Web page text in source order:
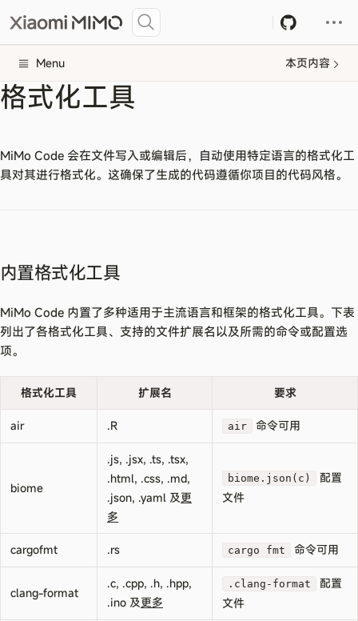
Menu 本页内容
格式化工具
MiMo Code 会在文件写入或编辑后，自动使用特定语言的格式化工
具对其进行格式化。这确保了生成的代码遵循你项目的代码风格。
内置格式化工具
MiMo Code 内置了多种适用于主流语言和框架的格式化工具。下表
列出了各格式化工具、支持的文件扩展名以及所需的命令或配置选
项。
格式化工具 扩展名 要求
air .R air 命令可用
biome
.js, .jsx, .ts, .tsx,
.html, .css, .md,
.json, .yaml 及更
多
biome.json(c)
配置
文件
cargofmt .rs cargo fmt 命令可用
clang-format
.c, .cpp, .h, .hpp,
.ino 及更多
.clang-format
配置
文件